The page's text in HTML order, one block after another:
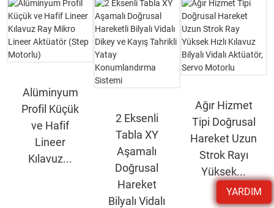
YARDIM
Alüminyum
Profil Küçük
ve Hafif
Lineer
Kılavuz...
2 Eksenli
Tabla XY
Aşamalı
Doğrusal
Hareket
Bilyalı Vidalı
Ağır Hizmet
Tipi Doğrusal
Hareket Uzun
Strok Rayı
Yüksek...